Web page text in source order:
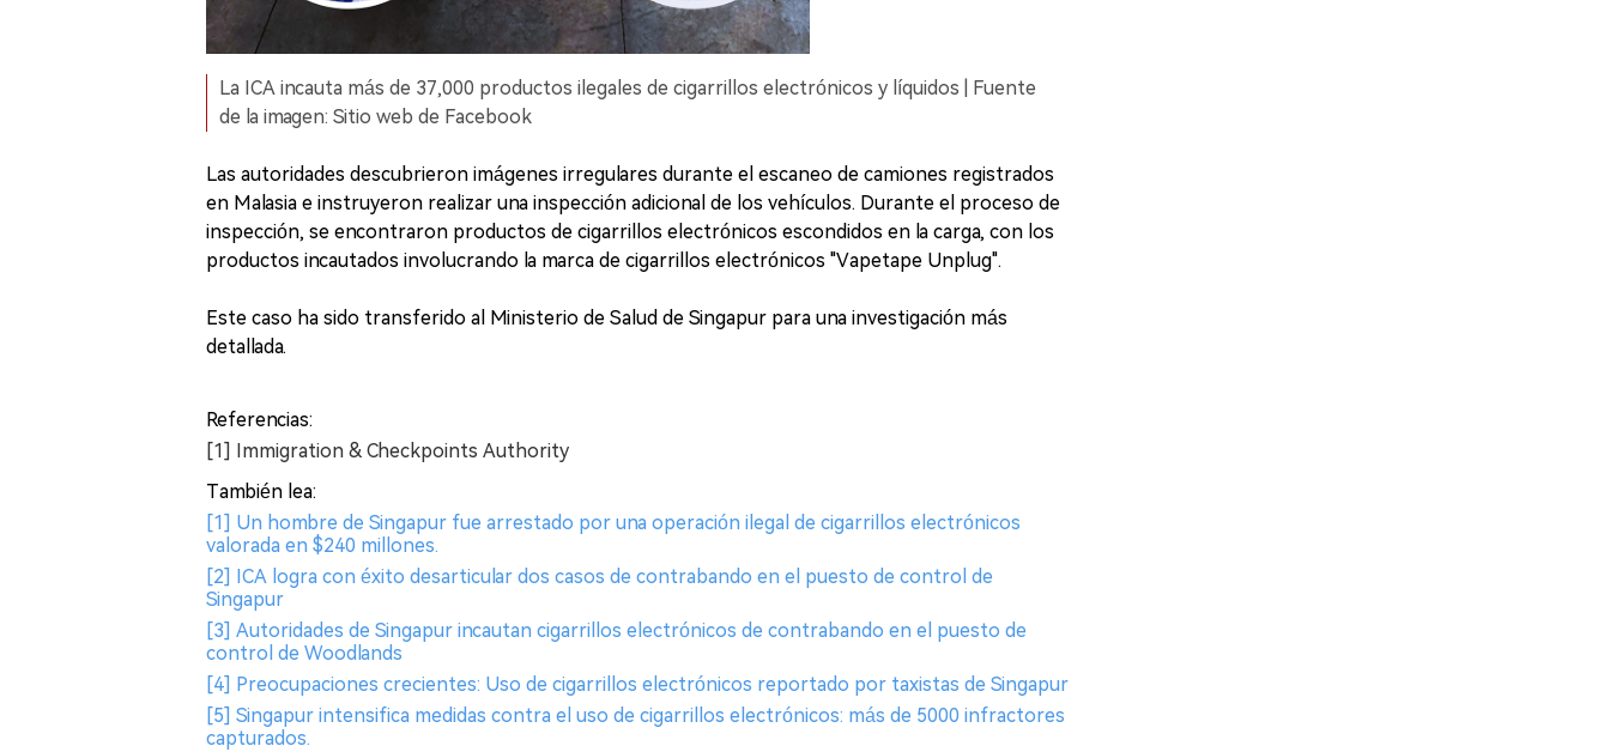
La ICA incauta más de 37,000 productos ilegales de cigarrillos electrónicos y líquidos | Fuente
de la imagen: Sitio web de Facebook
Las autoridades descubrieron imágenes irregulares durante el escaneo de camiones registrados
en Malasia e instruyeron realizar una inspección adicional de los vehículos. Durante el proceso de
inspección, se encontraron productos de cigarrillos electrónicos escondidos en la carga, con los
productos incautados involucrando la marca de cigarrillos electrónicos "Vapetape Unplug".
Este caso ha sido transferido al Ministerio de Salud de Singapur para una investigación más
detallada.
Referencias:
[1] Immigration & Checkpoints Authority
También lea:
[1] Un hombre de Singapur fue arrestado por una operación ilegal de cigarrillos electrónicos
valorada en $240 millones.
[2] ICA logra con éxito desarticular dos casos de contrabando en el puesto de control de
Singapur
[3] Autoridades de Singapur incautan cigarrillos electrónicos de contrabando en el puesto de
control de Woodlands
[4] Preocupaciones crecientes: Uso de cigarrillos electrónicos reportado por taxistas de Singapur
[5] Singapur intensifica medidas contra el uso de cigarrillos electrónicos: más de 5000 infractores
capturados.